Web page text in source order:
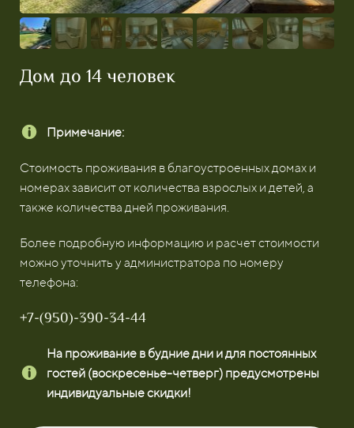
Дом до 14 человек
Примечание:
Стоимость проживания в благоустроенных домах и
номерах зависит от количества взрослых и детей, а
также количества дней проживания.
Более подробную информацию и расчет стоимости
можно уточнить у администратора по номеру
телефона:
+7-(950)-390-34-44
На проживание в будние дни и для постоянных
гостей (воскресенье-четверг) предусмотрены
индивидуальные скидки!